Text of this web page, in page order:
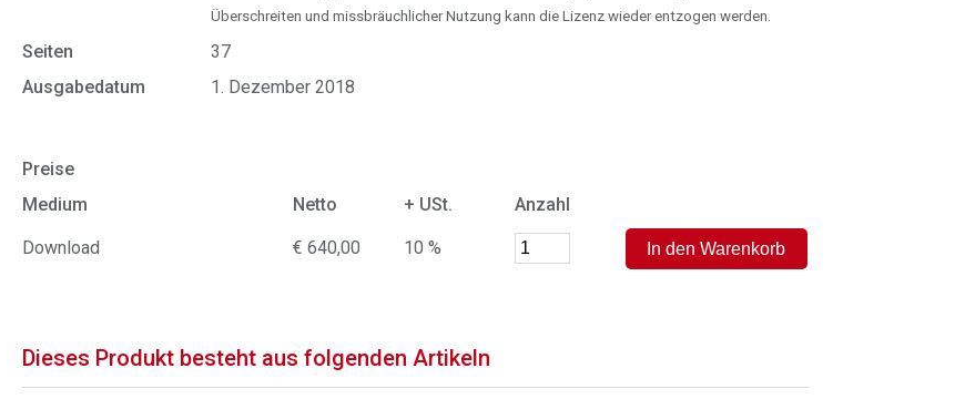
Überschreiten und missbräuchlicher Nutzung kann die Lizenz wieder entzogen werden.
Seiten
37
Ausgabedatum
1. Dezember 2018
Preise
Medium
Netto + USt. Anzahl
Download € 640,00 10 %
Dieses Produkt besteht aus folgenden Artikeln